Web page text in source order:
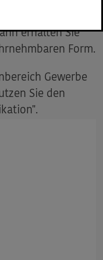
erhalten Sie
Form.
Gewerbe
Sie den